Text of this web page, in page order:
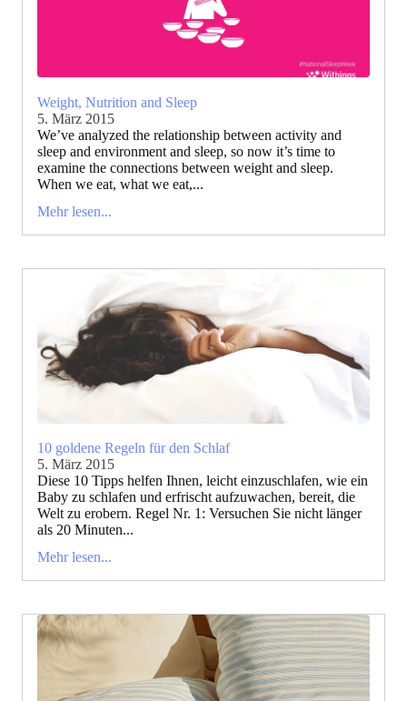
Weight, Nutrition and Sleep
5. März 2015
We’ve analyzed the relationship between activity and
sleep and environment and sleep, so now it’s time to
examine the connections between weight and sleep.
When we eat, what we eat,...
Mehr lesen...
10 goldene Regeln für den Schlaf
5. März 2015
Diese 10 Tipps helfen Ihnen, leicht einzuschlafen, wie ein
Baby zu schlafen und erfrischt aufzuwachen, bereit, die
Welt zu erobern. Regel Nr. 1: Versuchen Sie nicht länger
als 20 Minuten...
Mehr lesen...